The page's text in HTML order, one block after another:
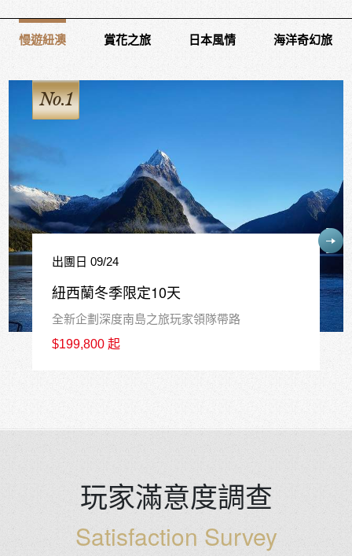
慢遊紐澳 賞花之旅 日本風情 海洋奇幻旅
No.1
出團日 09/24
紐西蘭冬季限定10天
全新企劃深度南島之旅玩家領隊帶路
$199,800 起
玩家滿意度調查
Satisfaction Survey